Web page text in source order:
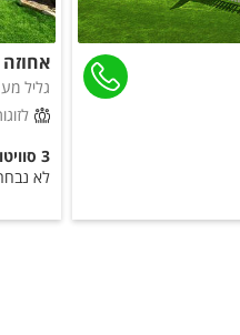
גליל
3 סוויטות
לא